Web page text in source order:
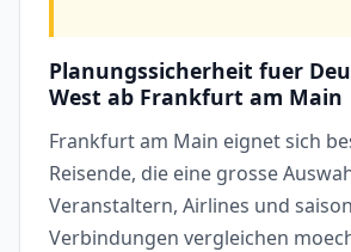
Planungssicherheit fuer
West ab Frankfurt am Main
Frankfurt am Main eignet sich
Reisende, die eine grosse
Veranstaltern, Airlines und
Verbindungen vergleichen